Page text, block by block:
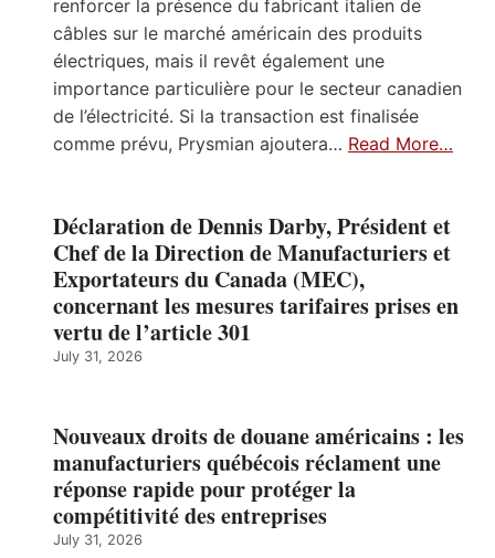
renforcer la présence du fabricant italien de
câbles sur le marché américain des produits
électriques, mais il revêt également une
importance particulière pour le secteur canadien
de l’électricité. Si la transaction est finalisée
comme prévu, Prysmian ajoutera… Read More…
Déclaration de Dennis Darby, Président et
Chef de la Direction de Manufacturiers et
Exportateurs du Canada (MEC),
concernant les mesures tarifaires prises en
vertu de l’article 301
July 31, 2026
Nouveaux droits de douane américains : les
manufacturiers québécois réclament une
réponse rapide pour protéger la
compétitivité des entreprises
July 31, 2026